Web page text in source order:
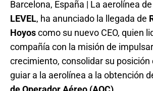
Barcelona, España | La aerolínea
LEVEL, ha anunciado la llegada de
Hoyoscomo su nuevo CEO, quien
compañía con la misión de
crecimiento, consolidar su posición
guiar a la aerolínea a la obtención